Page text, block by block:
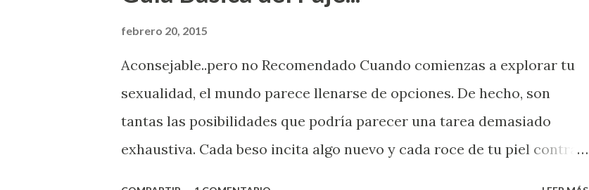
febrero 20, 2015
Aconsejable..pero no Recomendado Cuando comienzas a explorar tu
sexualidad, el mundo parece llenarse de opciones. De hecho, son
tantas las posibilidades que podría parecer una tarea demasiado
exhaustiva. Cada beso incita algo nuevo y cada roce de tu piel contra